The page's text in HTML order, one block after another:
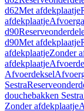
d62Met afdekplaatje
afdekplaatje
d90
d90Met afdekplaatje
afdekplaatjeZonder
afdekplaatje
Afvoerdeksel
Sestra
douchebakken Sestra
Zonder afdekplaatje